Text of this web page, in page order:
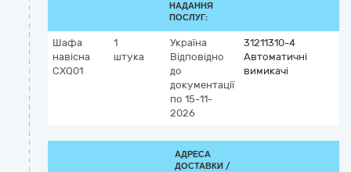
НАДАННЯ
ПОСЛУГ:
Шафа
навісна
CXQ01
1
штука
Україна
Відповідно
до
документації
по 15-11-
2026
31211310-4
Автоматичні
вимикачі
АДРЕСА
ДОСТАВКИ /